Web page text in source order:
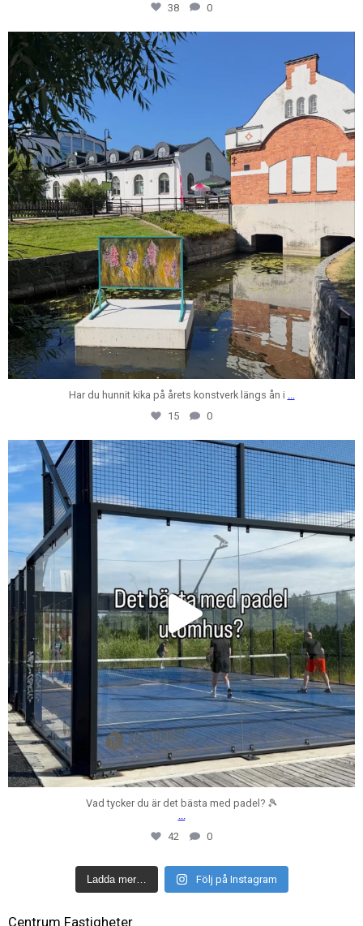
38
0
centrumfastigheter
Jul 28
Har du hunnit kika på årets konstverk längs ån i
15
0
centrumfastigheter
Jul 24
Vad tycker du är det bästa med padel? 🎾
...
42
0
Ladda mer… Följ på Instagram
Centrum Fastigheter